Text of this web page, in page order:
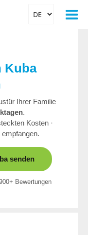
Kuba
Ihrer Familie
.
Kosten ·
senden
Bewertungen